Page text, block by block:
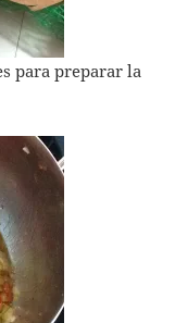
para preparar la